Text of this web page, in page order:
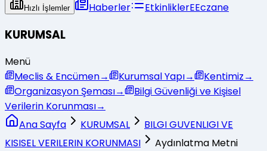
Hızlı İşlemler Haberler EtkinliklerEEczane
KURUMSAL
Menü
Meclis & Encümen→ Kurumsal Yapı→ Kentimiz→
Organizasyon Şeması→
Bilgi Güvenliği ve Kişisel
Verilerin Korunması→
Ana Sayfa
KURUMSAL
BILGI GUVENLIGI VE
KISISEL VERILERIN KORUNMASI
Aydınlatma Metni